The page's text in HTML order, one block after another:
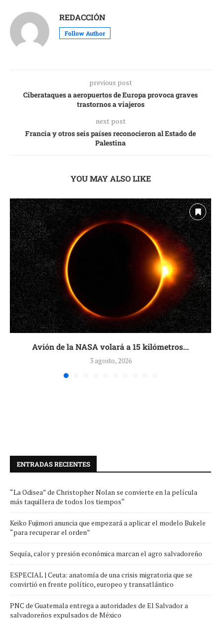
REDACCIÓN
Follow Author
previous post
Ciberataques a aeropuertos de Europa provoca graves
trastornos a viajeros
next post
Francia y otros seis países reconocieron al Estado de
Palestina
YOU MAY ALSO LIKE
Avión de la NASA volará a 15 kilómetros...
3 agosto, 2026
ENTRADAS RECIENTES
“La Odisea” de Christopher Nolan se convierte en la película
más taquillera de todos los tiempos“
Keiko Fujimori anuncia que empezará a aplicar el modelo Bukele
“para recuperar el orden”
Sequía, calor y presión económica marcan el agro salvadoreño
ESPECIAL | Ceuta: anatomía de una crisis migratoria que se
convirtió en frente político, europeo y transatlántico
PNC de Guatemala entrega a autoridades de El Salvador a
salvadoreños expulsados de México